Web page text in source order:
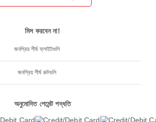
মিস করবেন না!
জনপ্রিয় শীর্ষ ফ্লাইটগুলি
জনপ্রিয় শীর্ষ রুটগুলি
অনুমোদিত পেমেন্ট পদ্ধতি